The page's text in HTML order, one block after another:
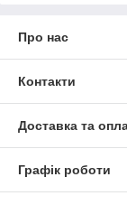
Про нас
Контакти
Доставка та
Графік роботи